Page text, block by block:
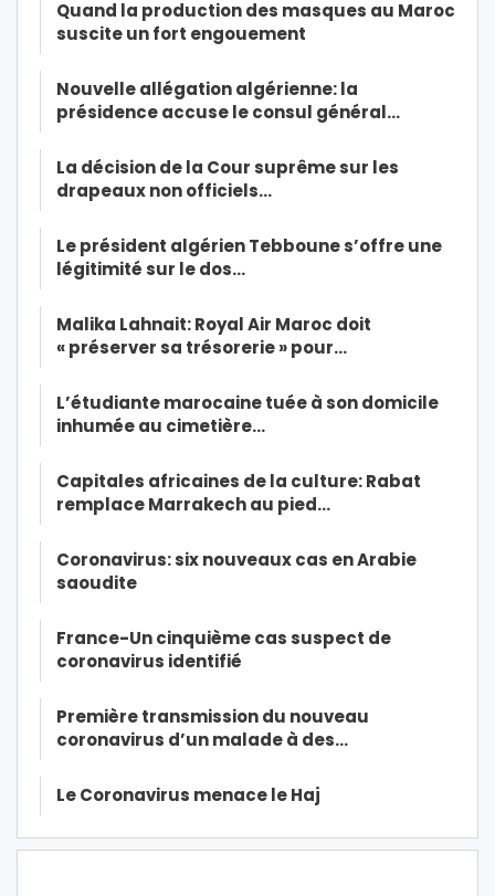
Quand la production des masques au Maroc
suscite un fort engouement
Nouvelle allégation algérienne: la
présidence accuse le consul général…
La décision de la Cour suprême sur les
drapeaux non officiels…
Le président algérien Tebboune s’offre une
légitimité sur le dos…
Malika Lahnait: Royal Air Maroc doit
« préserver sa trésorerie » pour…
L’étudiante marocaine tuée à son domicile
inhumée au cimetière…
Capitales africaines de la culture: Rabat
remplace Marrakech au pied…
Coronavirus: six nouveaux cas en Arabie
saoudite
France-Un cinquième cas suspect de
coronavirus identifié
Première transmission du nouveau
coronavirus d’un malade à des…
Le Coronavirus menace le Haj